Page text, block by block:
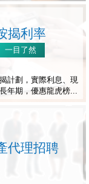
揭利率
一目了然
計劃，實際利息、現
年期，優惠龍虎榜...
代理招聘